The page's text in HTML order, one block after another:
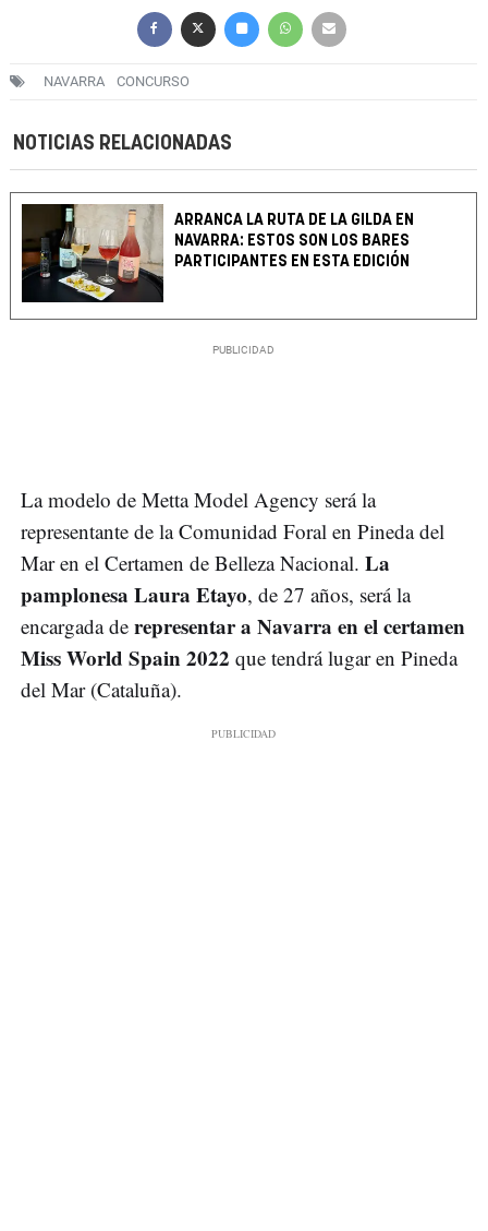
NAVARRA CONCURSO
NOTICIAS RELACIONADAS
ARRANCA LA RUTA DE LA GILDA EN
NAVARRA: ESTOS SON LOS BARES
PARTICIPANTES EN ESTA EDICIÓN
La modelo de Metta Model Agency será la
representante de la Comunidad Foral en Pineda del
Mar en el Certamen de Belleza Nacional. La
pamplonesa Laura Etayo, de 27 años, será la
encargada de representar a Navarra en el certamen
Miss World Spain 2022 que tendrá lugar en Pineda
del Mar (Cataluña).